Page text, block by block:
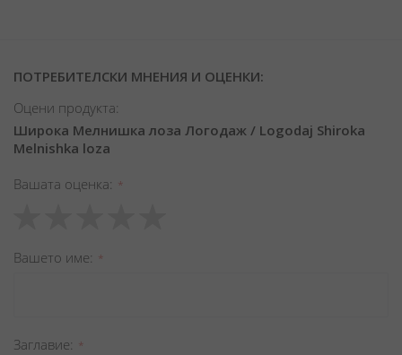
ПОТРЕБИТЕЛСКИ МНЕНИЯ И ОЦЕНКИ:
Оцени продукта:
Широка Мелнишка лоза Логодаж / Logodaj Shiroka
Melnishka loza
Вашата оценка
star
stars
stars
stars
stars
Вашето име
Заглавиe